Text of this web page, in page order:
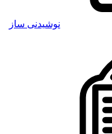
نوشیدنی ساز